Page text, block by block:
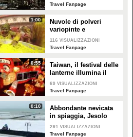
Travel Fanpage
1:00
Nuvole di polveri
variopinte e
divertimento: è la festa
dei colori in India
116 VISUALIZZAZIONI
Travel Fanpage
0:55
Taiwan, il festival delle
lanterne illumina il
cielo di Taipei:
immagini mozzafiato
69 VISUALIZZAZIONI
Travel Fanpage
0:10
Abbondante nevicata
in spiaggia, Jesolo
completamente
imbiancata
291 VISUALIZZAZIONI
Travel Fanpage